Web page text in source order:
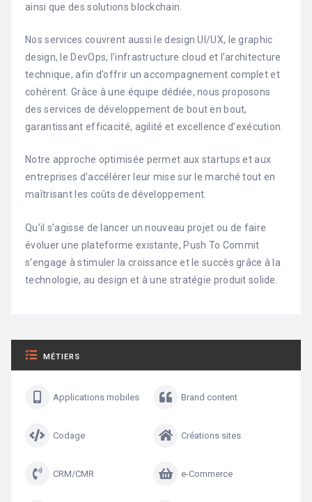
ainsi que des solutions blockchain.
Nos services couvrent aussi le design UI/UX, le graphic
design, le DevOps, l’infrastructure cloud et l’architecture
technique, afin d’offrir un accompagnement complet et
cohérent. Grâce à une équipe dédiée, nous proposons
des services de développement de bout en bout,
garantissant efficacité, agilité et excellence d’exécution.
Notre approche optimisée permet aux startups et aux
entreprises d’accélérer leur mise sur le marché tout en
maîtrisant les coûts de développement.
Qu’il s’agisse de lancer un nouveau projet ou de faire
évoluer une plateforme existante, Push To Commit
s’engage à stimuler la croissance et le succès grâce à la
technologie, au design et à une stratégie produit solide.
MÉTIERS
Applications mobiles Brand content
Codage Créations sites
CRM/CMR e-Commerce